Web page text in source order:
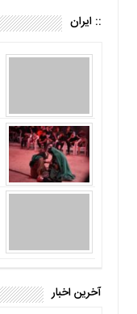
:: ایران
آخرین اخبار